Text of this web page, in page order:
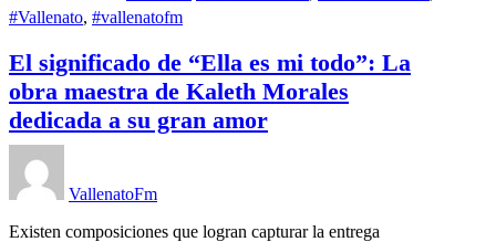
#Vallenato, #vallenatofm
El significado de “Ella es mi todo”: La
obra maestra de Kaleth Morales
dedicada a su gran amor
VallenatoFm
Existen composiciones que logran capturar la entrega